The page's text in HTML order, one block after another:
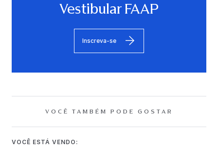
Vestibular FAAP
Inscreva-se
VOCÊ TAMBÉM PODE GOSTAR
VOCÊ ESTÁ VENDO: